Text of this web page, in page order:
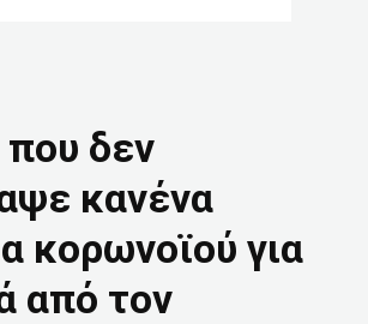
δεν
κανένα
κορωνοϊού για
από τον